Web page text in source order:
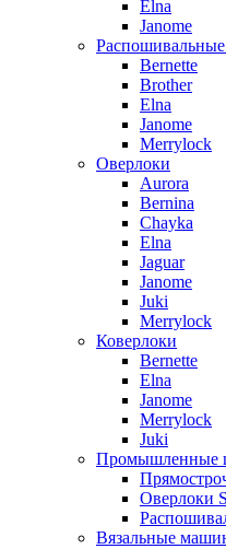
Elna
Janome
Bernette
Brother
Elna
Janome
Merrylock
Оверлоки
Aurora
Bernina
Chayka
Elna
Jaguar
Janome
Juki
Merrylock
Коверлоки
Bernette
Elna
Janome
Merrylock
Juki
Промышленные
Оверлоки
Вязальные